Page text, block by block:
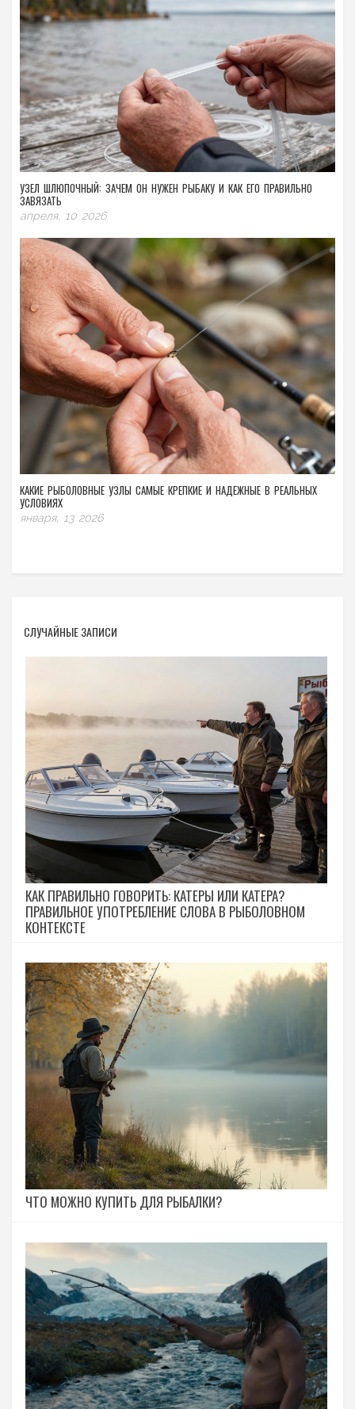
УЗЕЛ ШЛЮПОЧНЫЙ: ЗАЧЕМ ОН НУЖЕН РЫБАКУ И КАК ЕГО ПРАВИЛЬНО
ЗАВЯЗАТЬ
апреля, 10 2026
КАКИЕ РЫБОЛОВНЫЕ УЗЛЫ САМЫЕ КРЕПКИЕ И НАДЕЖНЫЕ В РЕАЛЬНЫХ
УСЛОВИЯХ
января, 13 2026
СЛУЧАЙНЫЕ ЗАПИСИ
КАК ПРАВИЛЬНО ГОВОРИТЬ: КАТЕРЫ ИЛИ КАТЕРА?
ПРАВИЛЬНОЕ УПОТРЕБЛЕНИЕ СЛОВА В РЫБОЛОВНОМ
КОНТЕКСТЕ
ЧТО МОЖНО КУПИТЬ ДЛЯ РЫБАЛКИ?